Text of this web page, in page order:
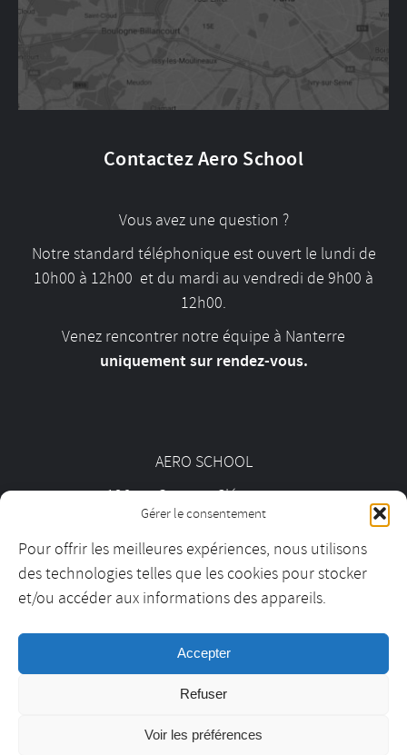
Gérer le consentement
Pour offrir les meilleures expériences, nous utilisons
des technologies telles que les cookies pour stocker
et/ou accéder aux informations des appareils.
Accepter
Refuser
Voir les préférences
Contactez Aero School
Vous avez une question ?
Notre standard téléphonique est ouvert le lundi de
10h00 à 12h00 et du mardi au vendredi de 9h00 à
12h00.
Venez rencontrer notre équipe à Nanterre
uniquement sur rendez-vous.
AERO SCHOOL
126 av. Georges Clémenceau
01 55 69 19 30
contact@aeroschool.fr